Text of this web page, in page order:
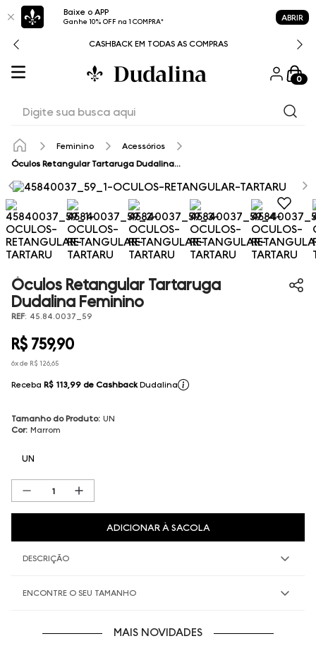
Baixe o APP
Ganhe 10% OFF na 1 COMPRA* ABRIR
CASHBACK EM TODAS AS COMPRAS
0
Feminino
Acessórios
Óculos Retangular Tartaruga Dudalina Feminino
Óculos Retangular Tartaruga
Dudalina Feminino
REF: 45.84.0037_59
R$ 759,90
6x de R$ 126,65
Receba R$ 113,99 de Cashback Dudalina
Tamanho do Produto: UN
Cor: Marrom
UN
ADICIONAR À SACOLA
DESCRIÇÃO
ENCONTRE O SEU TAMANHO
MAIS NOVIDADES